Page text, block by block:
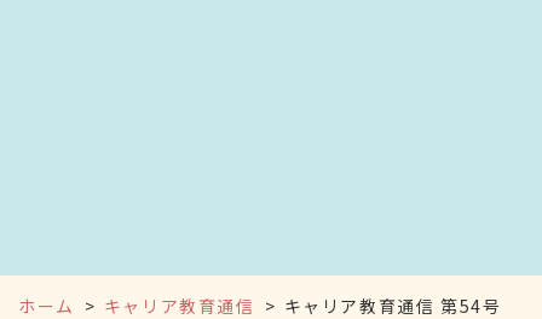
ホーム キャリア教育通信 キャリア教育通信 第54号